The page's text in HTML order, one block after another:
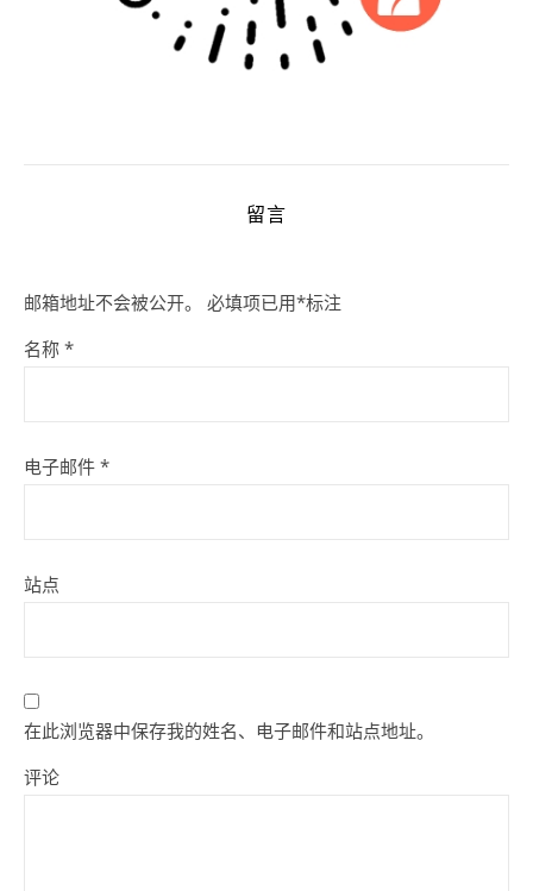
留言
邮箱地址不会被公开。 必填项已用*标注
名称 *
电子邮件 *
站点
在此浏览器中保存我的姓名、电子邮件和站点地址。
评论